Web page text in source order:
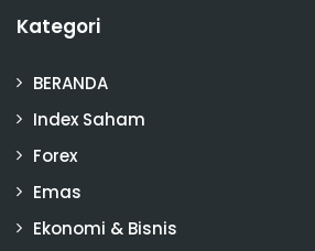
Kategori
BERANDA
Index Saham
Forex
Emas
Ekonomi & Bisnis